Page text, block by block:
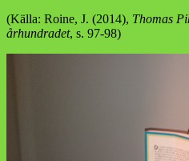
(Källa: Roine, J. (2014), Thomas
århundradet, s. 97-98)